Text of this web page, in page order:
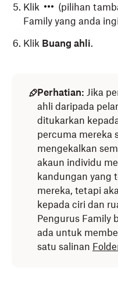
Klik
(pilihan
Family yang anda
Klik Buang ahli.
Perhatian: Jika
ahli daripada
ditukarkan
percuma mereka
mengekalkan
akaun individu
kandungan yang
mereka, tetapi
kepada ciri dan
Pengurus Family
ada untuk
satu salinan